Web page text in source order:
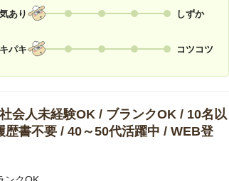
あり しずか
パキ コツコツ
会人未経験OK / ブランクOK / 10名以
歴書不要 / 40～50代活躍中 / WEB登